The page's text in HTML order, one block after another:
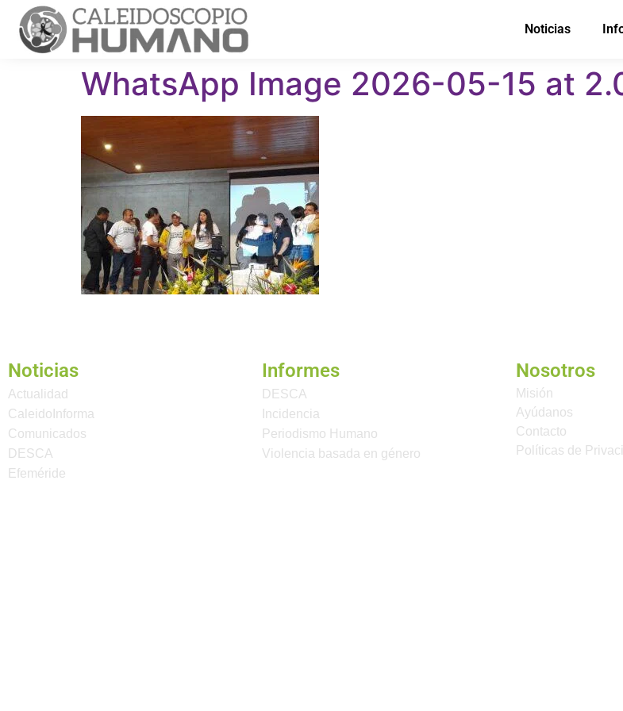
Noticias
WhatsApp Image 2026-05-15 at
Noticias
Actualidad
CaleidoInforma
Comunicados
DESCA
Efeméride
Informes
DESCA
Incidencia
Periodismo Humano
Violencia basada en género
Nosotros
Misión
Ayúdanos
Contacto
Políticas de